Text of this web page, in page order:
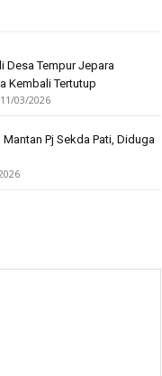
Desa Tempur Jepara
Kembali Tertutup
11/03/2026
Pj Sekda Pati, Diduga